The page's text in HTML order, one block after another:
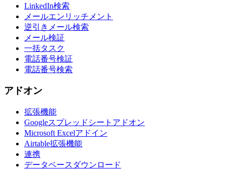
LinkedIn検索
メールエンリッチメント
逆引きメール検索
メール検証
一括タスク
電話番号検証
電話番号検索
アドオン
拡張機能
Googleスプレッドシートアドオン
Microsoft Excelアドイン
Airtable拡張機能
連携
データベースダウンロード